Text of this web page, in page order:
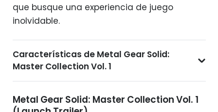
que busque una experiencia de juego
inolvidable.
Características de Metal Gear Solid:
Master Collection Vol. 1
Metal Gear Solid: Master Collection Vol. 1